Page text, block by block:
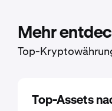
Mehr
Top-
Top-Assets